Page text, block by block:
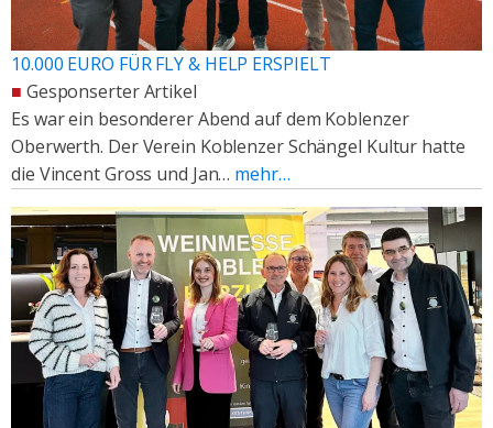
10.000 EURO FÜR FLY & HELP ERSPIELT
■ Gesponserter Artikel
Es war ein besonderer Abend auf dem Koblenzer
Oberwerth. Der Verein Koblenzer Schängel Kultur hatte
die Vincent Gross und Jan… mehr…